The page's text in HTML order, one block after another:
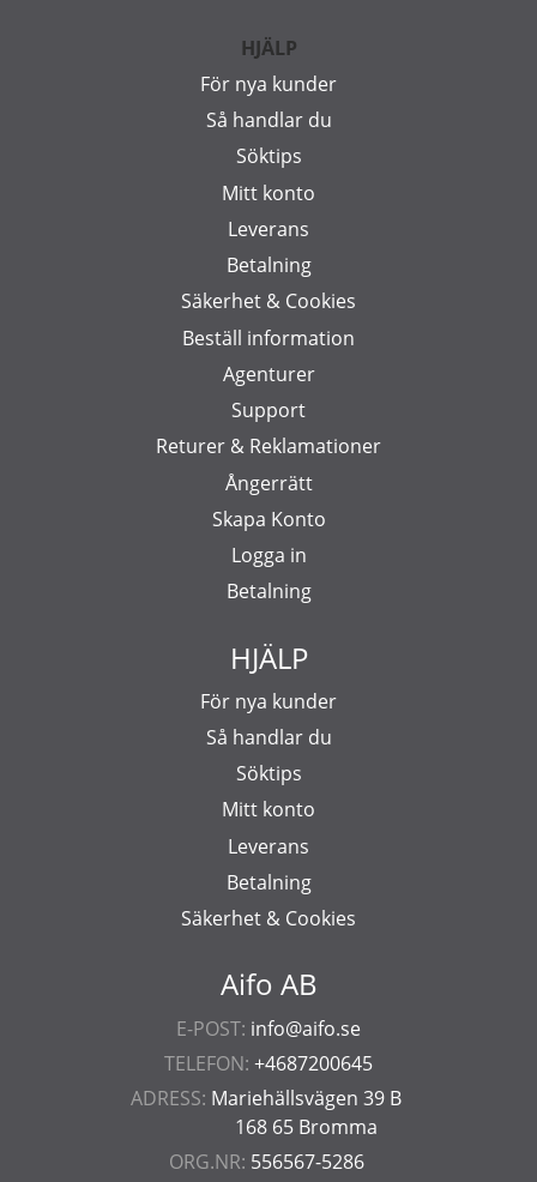
Aifo AB
E-POST: info@aifo.se
TELEFON: +4687200645
ADRESS: Mariehällsvägen 39 B
168 65 Bromma
ORG.NR: 556567-5286
HJÄLP
För nya kunder
Så handlar du
Söktips
Mitt konto
Leverans
Betalning
Säkerhet & Cookies
Beställ information
Agenturer
Support
Returer & Reklamationer
Ångerrätt
Skapa Konto
Logga in
Betalning
HJÄLP
För nya kunder
Så handlar du
Söktips
Mitt konto
Leverans
Betalning
Säkerhet & Cookies